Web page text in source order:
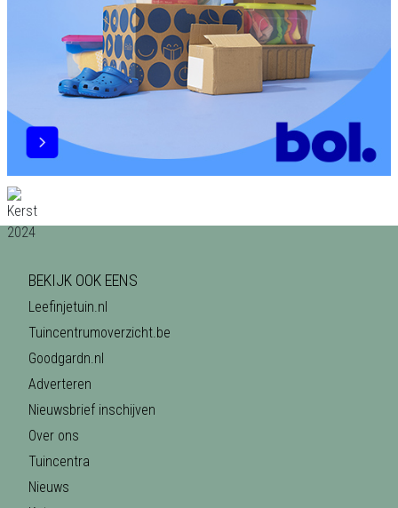
BEKIJK OOK EENS
Leefinjetuin.nl
Tuincentrumoverzicht.be
Goodgardn.nl
Adverteren
Nieuwsbrief inschijven
Over ons
Tuincentra
Nieuws